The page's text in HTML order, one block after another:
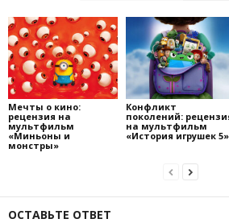
Мечты о кино:
рецензия на
мультфильм
«Миньоны и
монстры»
Конфликт
поколений:
на мультфильм
«История игрушек 5»
ОСТАВЬТЕ ОТВЕТ